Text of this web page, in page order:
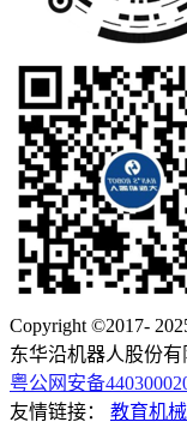
Copyright ©2017-
东华沿机器人股份
粤公网安备
友情链接：
教育机